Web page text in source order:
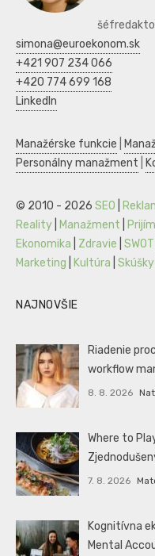
simona@euroekonom.sk
+421 907 234 066
+420 774 699 168
LinkedIn
Manažérske funkcie
Personálny manažment
© 2010 - 2026 SEO
Reality
Manažment
Ekonomika
Zdravie SWOT
Marketing
Kultúra Skúšky
NAJNOVŠIE
Riadenie
workflow
8. 8. 2026
Where to
7. 8. 2026
Kognitívna
Mental